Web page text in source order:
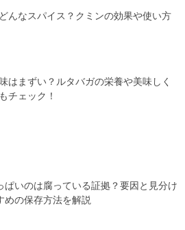
んなスパイス？クミンの効果や使い方
はまずい？ルタバガの栄養や美味しく
チェック！
ぱいのは腐っている証拠？要因と見分け
めの保存方法を解説